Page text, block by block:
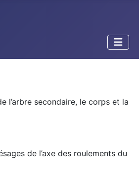
l’arbre secondaire, le corps et la
de l’axe des roulements du